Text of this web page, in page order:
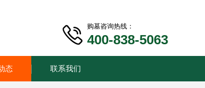
购墓咨询热线：
400-838-5063
态 联系我们